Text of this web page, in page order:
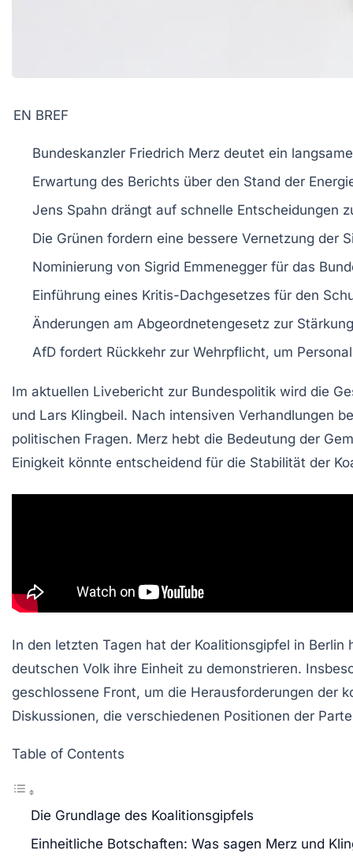
EN BREF
Bundeskanzler Friedrich Merz deutet ein
Erwartung des Berichts über den Stand der
Jens Spahn drängt auf schnelle Entscheidungen
Die Grünen fordern eine bessere Vernetzung der
Nominierung von Sigrid Emmenegger für das
Einführung eines Kritis-Dachgesetzes für den
Änderungen am Abgeordnetengesetz zur
AfD fordert Rückkehr zur Wehrpflicht, um
Im aktuellen Livebericht zur Bundespolitik wird die
und Lars Klingbeil. Nach intensiven Verhandlungen
politischen Fragen. Merz hebt die Bedeutung der
Einigkeit könnte entscheidend für die Stabilität der
In den letzten Tagen hat der Koalitionsgipfel in
deutschen Volk ihre Einheit zu demonstrieren.
geschlossene Front, um die Herausforderungen der
Diskussionen, die verschiedenen Positionen der
Table of Contents
Die Grundlage des Koalitionsgipfels
Einheitliche Botschaften: Was sagen Merz und